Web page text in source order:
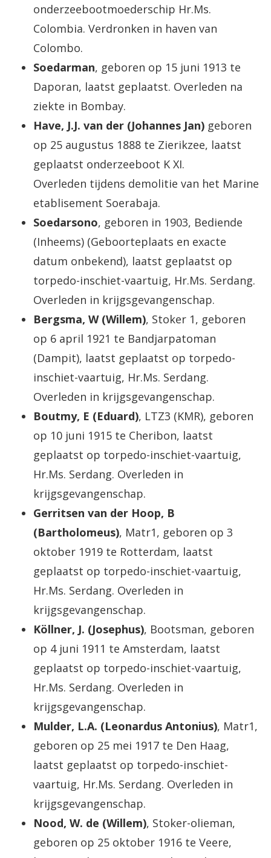
onderzeebootmoederschip Hr.Ms.
Colombia. Verdronken in haven van
Colombo.
Soedarman, geboren op 15 juni 1913 te
Daporan, laatst geplaatst. Overleden na
ziekte in Bombay.
Have, J.J. van der (Johannes Jan) geboren
op 25 augustus 1888 te Zierikzee, laatst
geplaatst onderzeeboot K XI.
Overleden tijdens demolitie van het Marine
etablisement Soerabaja.
Soedarsono, geboren in 1903, Bediende
(Inheems) (Geboorteplaats en exacte
datum onbekend), laatst geplaatst op
torpedo-inschiet-vaartuig, Hr.Ms. Serdang.
Overleden in krijgsgevangenschap.
Bergsma, W (Willem), Stoker 1, geboren
op 6 april 1921 te Bandjarpatoman
(Dampit), laatst geplaatst op torpedo-
inschiet-vaartuig, Hr.Ms. Serdang.
Overleden in krijgsgevangenschap.
Boutmy, E (Eduard), LTZ3 (KMR), geboren
op 10 juni 1915 te Cheribon, laatst
geplaatst op torpedo-inschiet-vaartuig,
Hr.Ms. Serdang. Overleden in
krijgsgevangenschap.
Gerritsen van der Hoop, B
(Bartholomeus), Matr1, geboren op 3
oktober 1919 te Rotterdam, laatst
geplaatst op torpedo-inschiet-vaartuig,
Hr.Ms. Serdang. Overleden in
krijgsgevangenschap.
Köllner, J. (Josephus), Bootsman, geboren
op 4 juni 1911 te Amsterdam, laatst
geplaatst op torpedo-inschiet-vaartuig,
Hr.Ms. Serdang. Overleden in
krijgsgevangenschap.
Mulder, L.A. (Leonardus Antonius), Matr1,
geboren op 25 mei 1917 te Den Haag,
laatst geplaatst op torpedo-inschiet-
vaartuig, Hr.Ms. Serdang. Overleden in
krijgsgevangenschap.
Nood, W. de (Willem), Stoker-olieman,
geboren op 25 oktober 1916 te Veere,